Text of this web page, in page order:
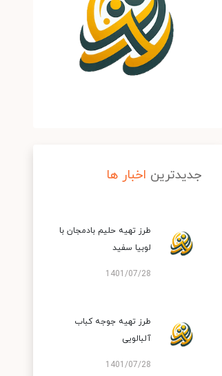
جدیدترین اخبار ها
طرز تهیه حلیم بادمجان با
لوبیا سفید
1401/07/28
طرز تهیه جوجه کباب
آلبالویی
1401/07/28